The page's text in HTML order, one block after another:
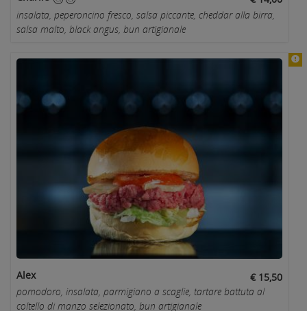
insalata, peperoncino fresco, salsa piccante, cheddar alla birra,
salsa malto, black angus, bun artigianale
Alex
€ 15,50
pomodoro, insalata, parmigiano a scaglie, tartare battuta al
coltello di manzo selezionato, bun artigianale